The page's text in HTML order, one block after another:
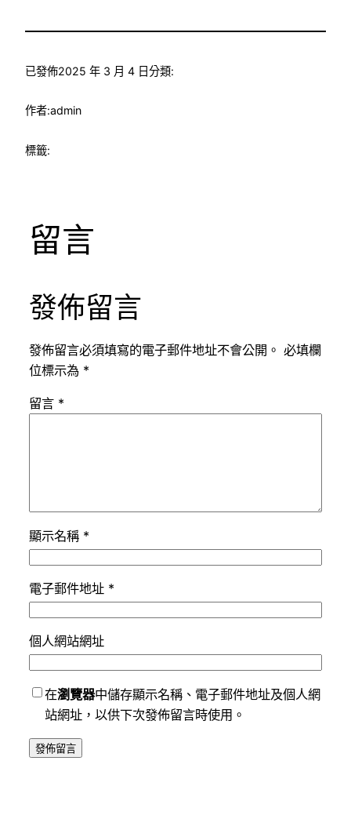
已發佈2025 年 3 月 4 日分類:
作者:admin
標籤:
留言
發佈留言
發佈留言必須填寫的電子郵件地址不會公開。 必填欄
位標示為 *
留言 *
顯示名稱 *
電子郵件地址 *
個人網站網址
在瀏覽器中儲存顯示名稱、電子郵件地址及個人網
站網址，以供下次發佈留言時使用。